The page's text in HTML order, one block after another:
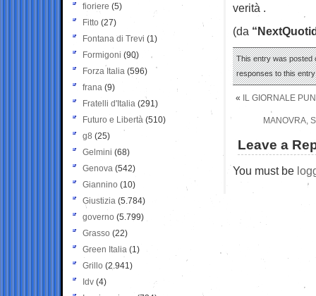
verità .
(da
This entry was posted
responses to this
« IL GIORNALE
MANOVRA,
Leave a
You must be
fioriere (5)
Fitto (27)
Fontana di Trevi (1)
Formigoni (90)
Forza Italia (596)
frana (9)
Fratelli d'Italia (291)
Futuro e Libertà (510)
g8 (25)
Gelmini (68)
Genova (542)
Giannino (10)
Giustizia (5.784)
governo (5.799)
Grasso (22)
Green Italia (1)
Grillo (2.941)
Idv (4)